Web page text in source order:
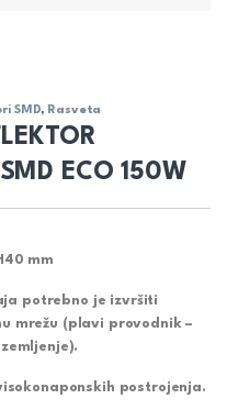
SMD, Rasveta
ECO 150W
mm
potrebno je izvršiti
mrežu (plavi provodnik –
postrojenja.